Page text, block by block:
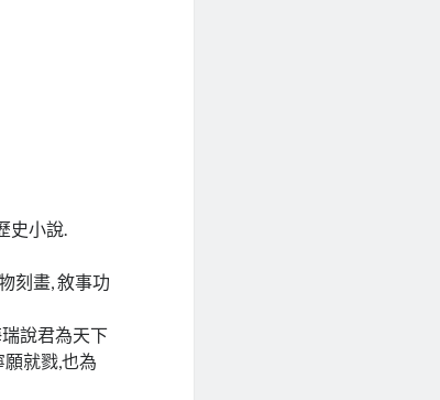
史小說.
刻畫, 敘事功
說君為天下
就戮,也為